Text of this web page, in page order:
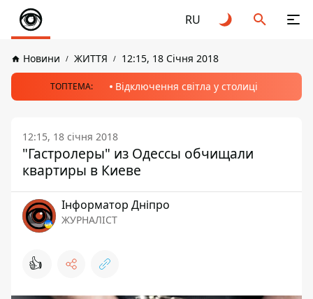
RU
Новини ЖИТТЯ 12:15, 18 Січня 2018
ТОПТЕМА: Відключення світла у столиці
12:15, 18 січня 2018
"Гастролеры" из Одессы обчищали
квартиры в Киеве
Інформатор Дніпро
ЖУРНАЛІСТ
👍